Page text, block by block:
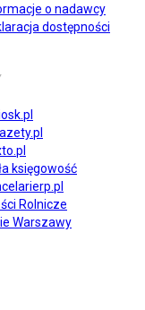
o nadawcy
dostępności
księgowość
Rolnicze
Warszawy